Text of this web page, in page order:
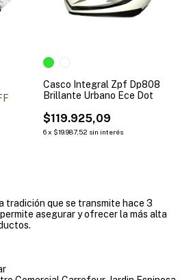
Casco Integral Zpf Dp808
Brillante Urbano Ece Dot
$119.925,09
6x $19.987,52 sin interés
tradición que se transmite hace 3
asegurar y ofrecer la más alta